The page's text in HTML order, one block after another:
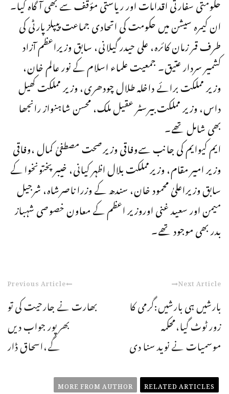
ان کیمرہ سیشن میں حکومت کی اتحادی جماعت پیپلزپارٹی کی
طرف قمر زمان کائرہ، علی حیدر گیلانی، سابق وزیراعظم آزاد
کشمیر سردار عتیق۔ جمعیت علماء اسلام کے نور عالم خان،
وزیر مملکت برائے داخلہ طلال چودھری، وزیر مملکت کھیل
داس، وزیر مملکت بیرسٹر عقیل ملک، محسن شاہنواز رانجھا
بھی شامل تھے۔
ایم کیوایم کی جانب سےوفاقی وزیرصحت مصطفیٰ کمال ،وفاقی
وزیر امیر مقام، وزیرمملکت بلال اظہر کیانی، خیبرپختونخوا کے
سابق وزیراعلیٰ محمود خان، سندھ کے وزرا ناصرشاہ، شرجیل
میمن اور سعید غنی اوروزیر اعظم کے معاون خصوصی شہباز
بدر بھی موجود تھے۔
Previous Article
بھارت نے جارحیت کی تو
بھرپور جواب دیں
گے،اسحاق ڈار
Next Article
بارشیں ہی بارشیں:گرمی کا
زور ٹوٹ گیا،محکمہ
موسمیات نے نوید سنا دی
RELATED ARTICLES
MORE FROM AUTHOR